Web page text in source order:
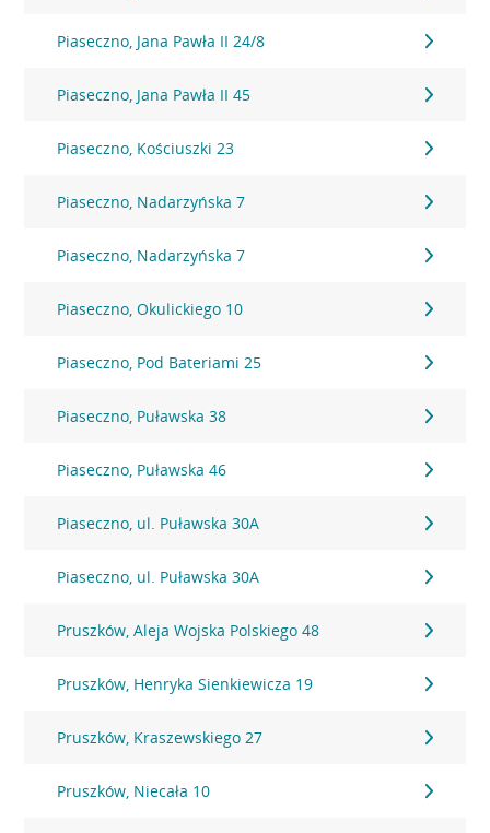
Piaseczno, Jana Pawła II 24/8
Piaseczno, Jana Pawła II 45
Piaseczno, Kościuszki 23
Piaseczno, Nadarzyńska 7
Piaseczno, Nadarzyńska 7
Piaseczno, Okulickiego 10
Piaseczno, Pod Bateriami 25
Piaseczno, Puławska 38
Piaseczno, Puławska 46
Piaseczno, ul. Puławska 30A
Piaseczno, ul. Puławska 30A
Pruszków, Aleja Wojska Polskiego 48
Pruszków, Henryka Sienkiewicza 19
Pruszków, Kraszewskiego 27
Pruszków, Niecała 10